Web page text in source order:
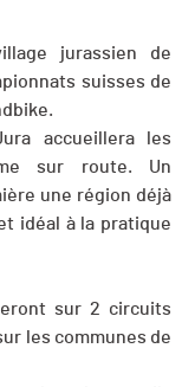
jurassien de
suisses de
accueillera les
sur route. Un
une région déjà
idéal à la pratique
sur 2 circuits
les communes de